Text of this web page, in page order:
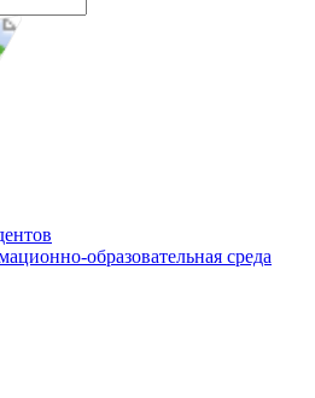
образовательная среда